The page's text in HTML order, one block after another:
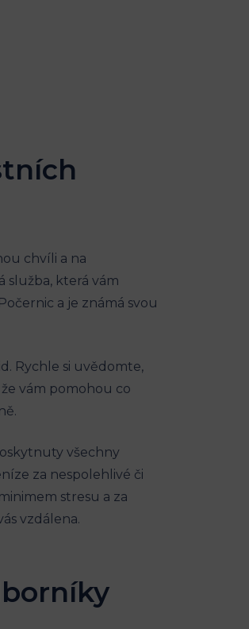
chvíli a na
služba, ​která vám
a je známá svou
Rychle si uvědomte,
vám pomohou co
všechny
za nespolehlivé či
stresu a za
vzdálena.